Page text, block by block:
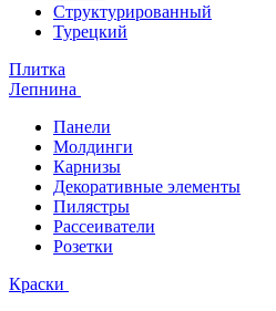
Структурированный
Турецкий
Плитка
Лепнина
Панели
Молдинги
Карнизы
Декоративные элементы
Пилястры
Рассеиватели
Розетки
Краски